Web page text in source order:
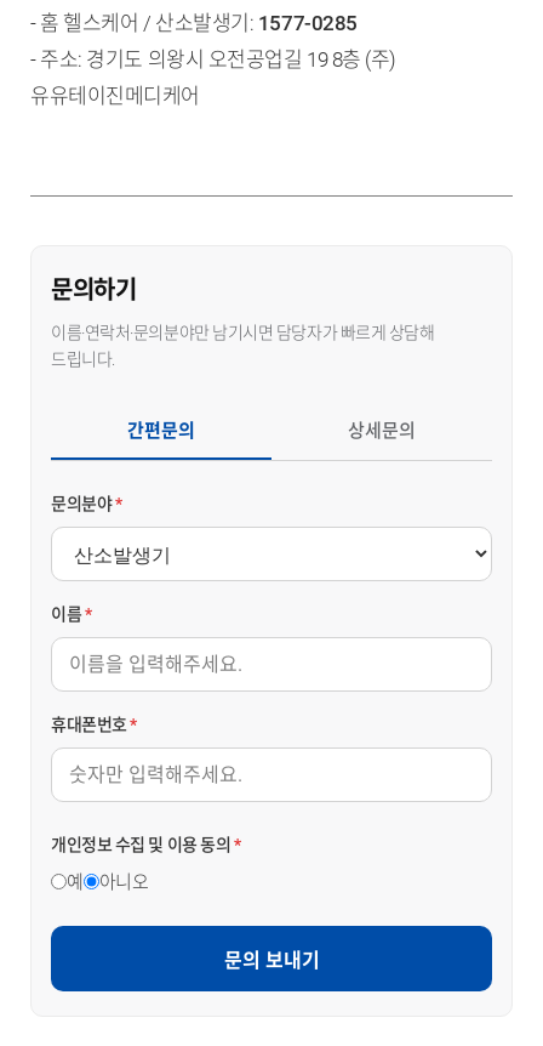
- 홈 헬스케어 / 산소발생기: 1577-0285
- 주소: 경기도 의왕시 오전공업길 19 8층 (주)
유유테이진메디케어
문의하기
이름·연락처·문의분야만 남기시면 담당자가 빠르게 상담해
드립니다.
간편문의 상세문의
문의분야*
이름*
휴대폰번호*
개인정보 수집 및 이용 동의 *
예 아니오
문의 보내기